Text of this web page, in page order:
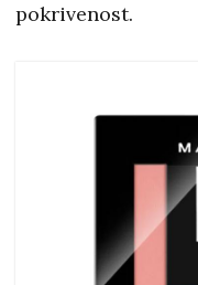
pokrivenost.